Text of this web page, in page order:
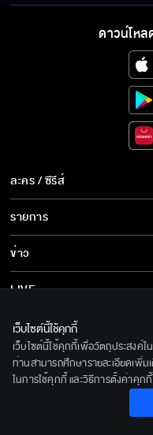
ดาวน์โหล
ละคร / ซีรีส์
ละคร/ซีรีส์
ซีรีส์นานาชาติ
การ์ตูน & เกม
รายการ
รายการทั้งหมด
ข่าว
ข่าวทั้งหมด
ข่าวประชาสัมพันธ์
LIVE
เกี่ยวกับเรา
BEC World
รู้จักเรา
ติดตามเราได้ที่
© 2020 Bangkok
Powered
เว็บไซต์นี้ใช้คุกกี้
เว็บไซต์นี้ใช้คุกกี้เพื่อวัตถุประสงค์
ท่านสามารถศึกษารายละเอียดเพิ่ม
ในการใช้คุกกี้ และวิธีการตั้งค่าคุกกี้